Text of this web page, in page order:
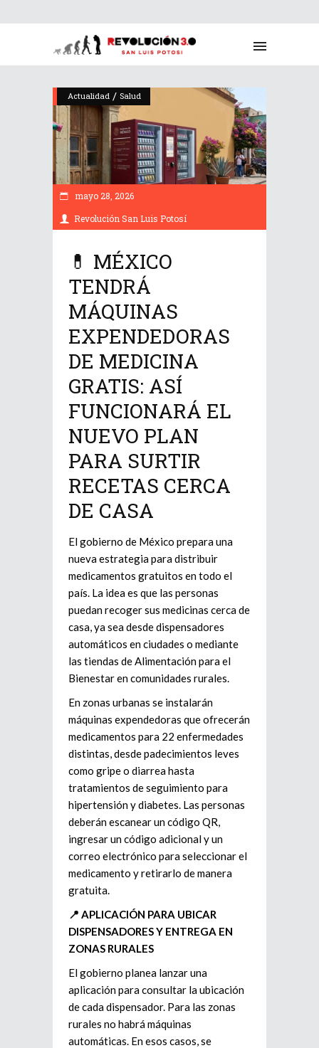
Actualidad / Salud
mayo 28, 2026
Revolución San Luis Potosí
💊 MÉXICO
TENDRÁ
MÁQUINAS
EXPENDEDORAS
DE MEDICINA
GRATIS: ASÍ
FUNCIONARÁ EL
NUEVO PLAN
PARA SURTIR
RECETAS CERCA
DE CASA
El gobierno de México prepara una
nueva estrategia para distribuir
medicamentos gratuitos en todo el
país. La idea es que las personas
puedan recoger sus medicinas cerca de
casa, ya sea desde dispensadores
automáticos en ciudades o mediante
las tiendas de Alimentación para el
Bienestar en comunidades rurales.
En zonas urbanas se instalarán
máquinas expendedoras que ofrecerán
medicamentos para 22 enfermedades
distintas, desde padecimientos leves
como gripe o diarrea hasta
tratamientos de seguimiento para
hipertensión y diabetes. Las personas
deberán escanear un código QR,
ingresar un código adicional y un
correo electrónico para seleccionar el
medicamento y retirarlo de manera
gratuita.
📍 APLICACIÓN PARA UBICAR
DISPENSADORES Y ENTREGA EN
ZONAS RURALES
El gobierno planea lanzar una
aplicación para consultar la ubicación
de cada dispensador. Para las zonas
rurales no habrá máquinas
automáticas. En esos casos, se